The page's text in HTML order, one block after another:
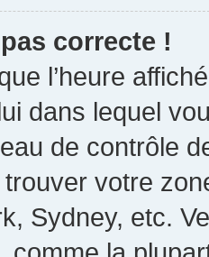
pas correcte !
l’heure
dans lequel
de contrôle
votre
Sydney, etc.